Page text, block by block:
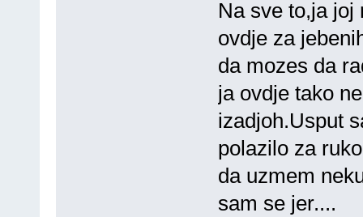
Na sve to,ja joj
ovdje za
da mozes da
ja ovdje tako
izadjoh.Usput
polazilo za
da uzmem
sam se jer....